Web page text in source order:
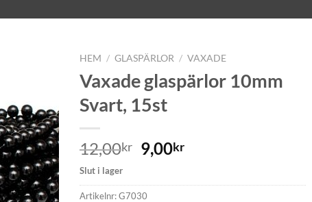
Lägg
till i
önskelistan
HEM / GLASPÄRLOR / VAXADE
Vaxade glaspärlor 10mm
Svart, 15st
12,00kr 9,00kr
Slut i lager
Artikelnr:G7030